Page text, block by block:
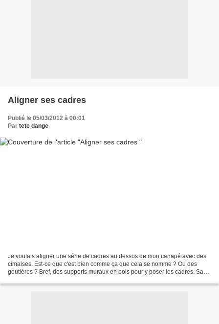
Aligner ses cadres
Publié le 05/03/2012 à 00:01
Par tete dange
Je voulais aligner une série de cadres au dessus de mon canapé avec des
cimaises. Est-ce que c'est bien comme ça que cela se nomme ? Ou des
goutières ? Bref, des supports muraux en bois pour y poser les cadres. Sauf